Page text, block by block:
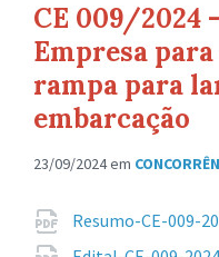
CE 009/2024
Empresa
rampa para
embarcação
23/09/2024em
Anexos
Resumo-CE-009-